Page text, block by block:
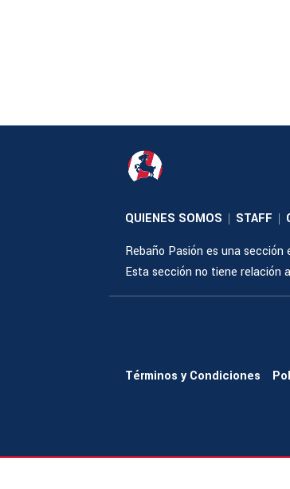
QUIENES SOMOS | STAFF |
Rebaño Pasión es una
Esta sección no tiene relación
Términos y Condiciones